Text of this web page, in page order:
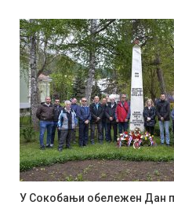
У Сокобањи обележен Дан